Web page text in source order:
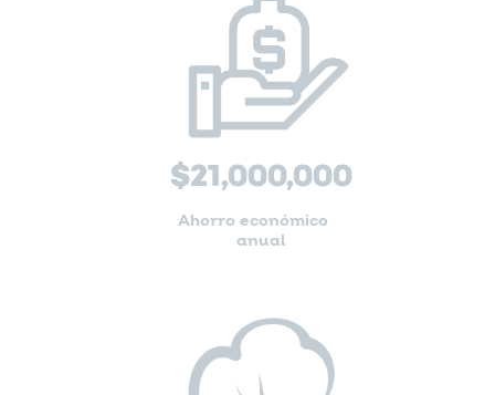
$21,000,000
Ahorro económico
anual